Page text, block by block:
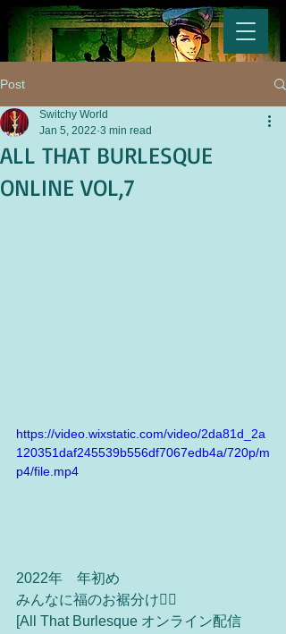
Post
ALL THAT BURLESQUE
ONLINE VOL,7
Switchy World
Jan 5, 2022 3 min read
https://video.wixstatic.com/video/2da81d_2a
120351daf245539b556df7067edb4a/720p/m
p4/file.mp4
2022年　年初め
みんなに福のお裾分け❤️‍🔥
[All That Burlesque オンライン配信